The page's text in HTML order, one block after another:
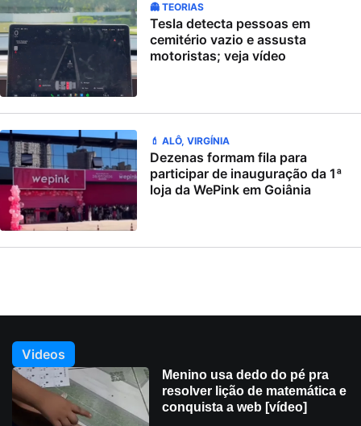
👻 TEORIAS
Tesla detecta pessoas em
cemitério vazio e assusta
motoristas; veja vídeo
💄 ALÔ, VIRGÍNIA
Dezenas formam fila para
participar de inauguração da 1ª
loja da WePink em Goiânia
Videos
Menino usa dedo do pé pra
resolver lição de matemática e
conquista a web [vídeo]